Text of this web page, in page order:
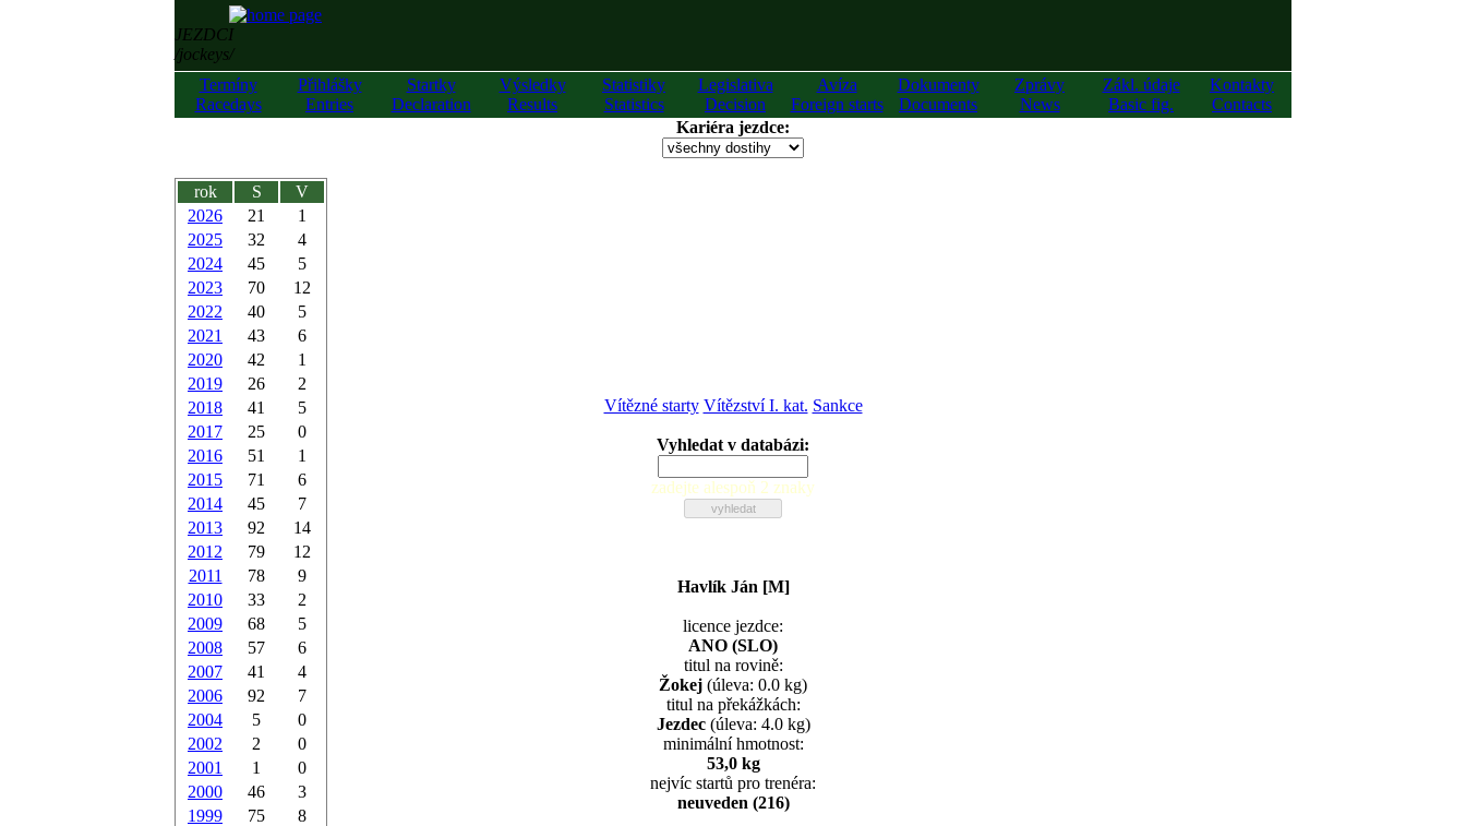
JEZDCI
/jockeys/
Termíny
Racedays
Přihlášky
Entries
Startky
Declaration
Výsledky
Results
Statistiky
Statistics
Legislativa
Decision
Avíza
Foreign starts
Dokumenty
Documents
Zprávy
News
Zákl. údaje
Basic fig.
Kontakty
Contacts
Kariéra jezdce:
rok S
V
2026
21
1
2025
32
4
2024
45
5
2023
70
12
2022
40
5
2021
43
6
2020
42
1
2019
26
2
2018
41
5
2017
25
0
2016
51
1
2015
71
6
2014
45
7
2013
92
14
2012
79
12
2011
78
9
2010
33
2
2009
68
5
2008
57
6
2007
41
4
2006
92
7
2004
5
0
2002
2
0
2001
1
0
2000
46
3
1999
75
8
Vítězné starty Vítězství I. kat. Sankce
Vyhledat v databázi:
zadejte alespoň 2 znaky
Havlík Ján [M]
licence jezdce:
ANO (SLO)
titul na rovině:
Žokej (úleva: 0.0 kg)
titul na překážkách:
Jezdec(úleva: 4.0 kg)
minimální hmotnost:
53,0 kg
nejvíc startů pro trenéra:
neuveden (216)